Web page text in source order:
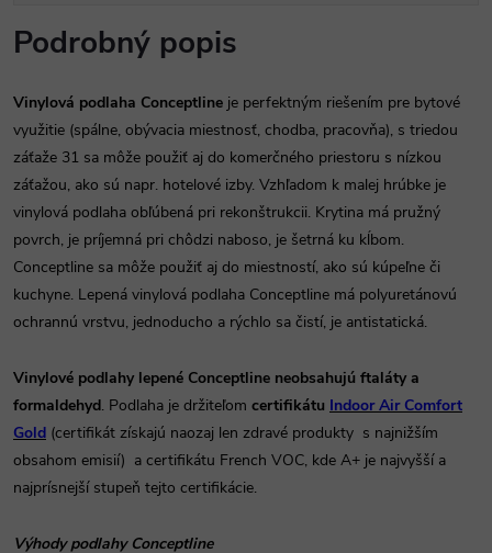
Podrobný popis
Vinylová podlaha Conceptline je perfektným riešením pre bytové
využitie (spálne, obývacia miestnosť, chodba, pracovňa), s triedou
záťaže 31 sa môže použiť aj do komerčného priestoru s nízkou
záťažou, ako sú napr. hotelové izby. Vzhľadom k malej hrúbke je
vinylová podlaha obľúbená pri rekonštrukcii. Krytina má pružný
povrch, je príjemná pri chôdzi naboso, je šetrná ku kĺbom.
Conceptline sa môže použiť aj do miestností, ako sú kúpeľne či
kuchyne. Lepená vinylová podlaha Conceptline má polyuretánovú
ochrannú vrstvu, jednoducho a rýchlo sa čistí, je antistatická.
Vinylové podlahy lepené Conceptline neobsahujú ftaláty a
formaldehyd. Podlaha je držiteľom certifikátu Indoor Air Comfort
Gold (certifikát získajú naozaj len zdravé produkty s najnižším
obsahom emisií) a certifikátu French VOC, kde A+ je najvyšší a
najprísnejší stupeň tejto certifikácie.
Výhody podlahy Conceptline